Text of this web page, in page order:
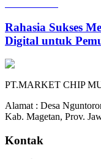
Rahasia Sukses
Digital untuk
PT.MARKET CHIP
Alamat : Desa
Kab. Magetan, Prov.
Kontak